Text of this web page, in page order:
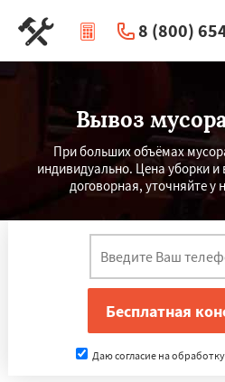
8 (800)
|
Вывоз
При больших объёмах
индивидуально. Цена уборки
договорная, уточняйте
Даю согласие на